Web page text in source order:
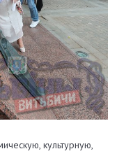
культурную,